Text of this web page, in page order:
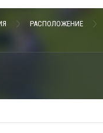
РАСПОЛОЖЕНИЕ